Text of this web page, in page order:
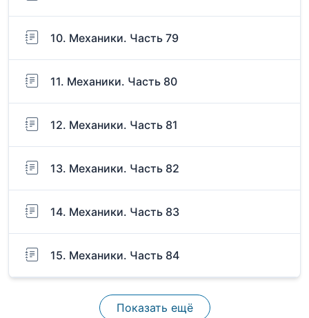
10. Механики. Часть 79
11. Механики. Часть 80
12. Механики. Часть 81
13. Механики. Часть 82
14. Механики. Часть 83
15. Механики. Часть 84
Показать ещё